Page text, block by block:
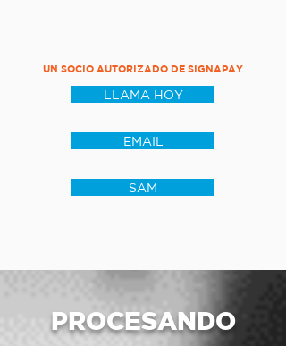
UN SOCIO AUTORIZADO DE SIGNAPAY
LLAMA HOY
EMAIL
SAM
PROCESANDO